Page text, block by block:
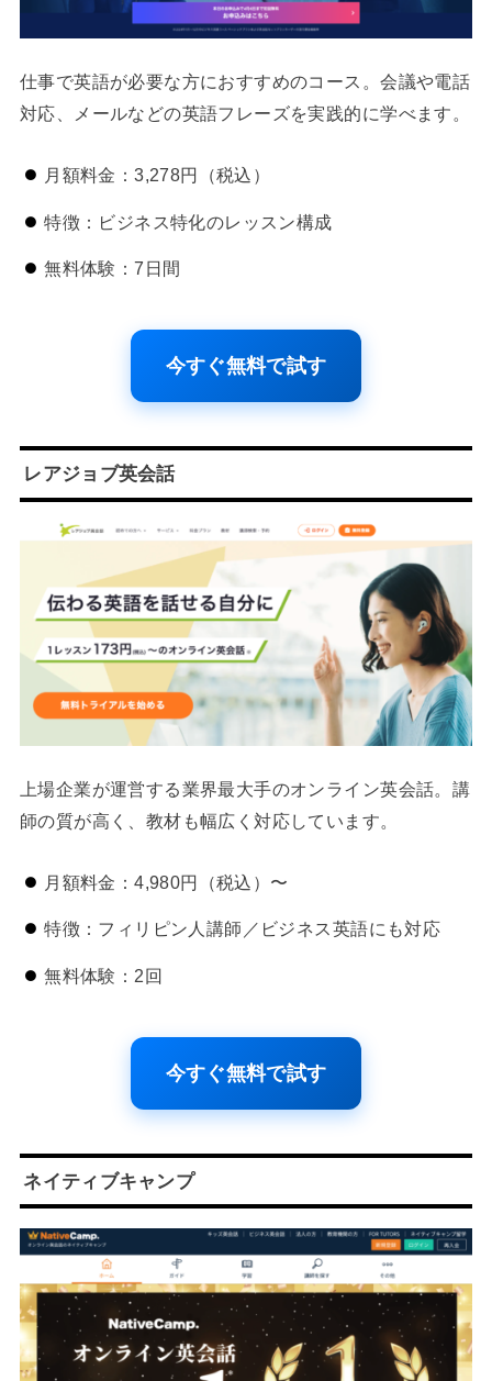
仕事で英語が必要な方におすすめのコース。会議や電話
対応、メールなどの英語フレーズを実践的に学べます。
月額料金：3,278円（税込）
特徴：ビジネス特化のレッスン構成
無料体験：7日間
今すぐ無料で試す
レアジョブ英会話
上場企業が運営する業界最大手のオンライン英会話。講
師の質が高く、教材も幅広く対応しています。
月額料金：4,980円（税込）〜
特徴：フィリピン人講師／ビジネス英語にも対応
無料体験：2回
今すぐ無料で試す
ネイティブキャンプ